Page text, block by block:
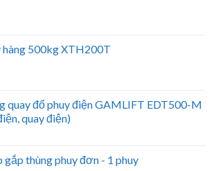
hàng 500kg XTH200T
quay đổ phuy điện GAMLIFT EDT500-M
quay điện)
gắp thùng phuy đơn - 1 phuy